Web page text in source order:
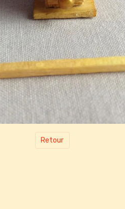
Retour